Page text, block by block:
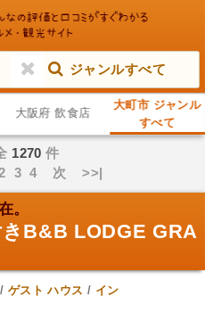
ジャンルすべて
大阪府 飲食店
大町市 ジャンル
すべて
1270 件
3 4 次 >>|
。
B&B LODGE GRA
/ ゲスト ハウス / イン